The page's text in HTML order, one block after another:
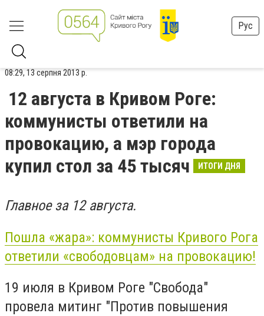
Рус
08:29, 13 серпня 2013 р.
12 августа в Кривом Роге:
коммунисты ответили на
провокацию, а мэр города
купил стол за 45 тысяч
ИТОГИ ДНЯ
Главное за 12 августа.
Пошла «жара»: коммунисты Кривого Рога
ответили «свободовцам» на провокацию!
19 июля в Кривом Роге "Свобода"
провела митинг "Против повышения